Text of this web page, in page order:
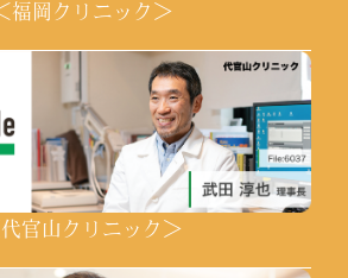
福岡クリニック＞
官山クリニック＞